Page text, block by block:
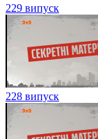
229 випуск
228 випуск